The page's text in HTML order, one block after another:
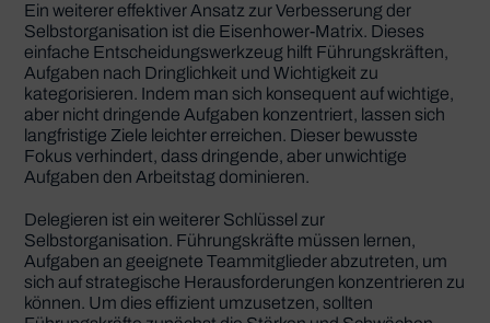
Ein weiterer effektiver Ansatz zur Verbesserung der
Selbstorganisation ist die Eisenhower-Matrix. Dieses
einfache Entscheidungswerkzeug hilft Führungskräften,
Aufgaben nach Dringlichkeit und Wichtigkeit zu
kategorisieren. Indem man sich konsequent auf wichtige,
aber nicht dringende Aufgaben konzentriert, lassen sich
langfristige Ziele leichter erreichen. Dieser bewusste
Fokus verhindert, dass dringende, aber unwichtige
Aufgaben den Arbeitstag dominieren.
Delegieren ist ein weiterer Schlüssel zur
Selbstorganisation. Führungskräfte müssen lernen,
Aufgaben an geeignete Teammitglieder abzutreten, um
sich auf strategische Herausforderungen konzentrieren zu
können. Um dies effizient umzusetzen, sollten